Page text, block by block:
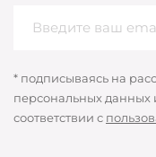
* подписываясь на
персональных
соответствии с